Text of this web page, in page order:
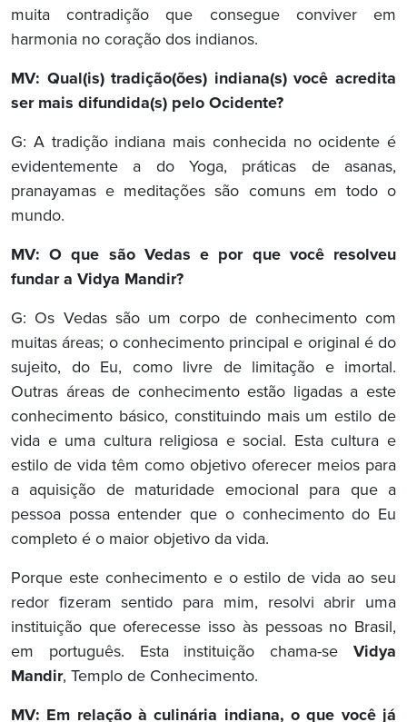
muita contradição que consegue conviver em
harmonia no coração dos indianos.
MV: Qual(is) tradição(ões) indiana(s) você acredita
ser mais difundida(s) pelo Ocidente?
G: A tradição indiana mais conhecida no ocidente é
evidentemente a do Yoga, práticas de asanas,
pranayamas e meditações são comuns em todo o
mundo.
MV: O que são Vedas e por que você resolveu
fundar a Vidya Mandir?
G: Os Vedas são um corpo de conhecimento com
muitas áreas; o conhecimento principal e original é do
sujeito, do Eu, como livre de limitação e imortal.
Outras áreas de conhecimento estão ligadas a este
conhecimento básico, constituindo mais um estilo de
vida e uma cultura religiosa e social. Esta cultura e
estilo de vida têm como objetivo oferecer meios para
a aquisição de maturidade emocional para que a
pessoa possa entender que o conhecimento do Eu
completo é o maior objetivo da vida.
Porque este conhecimento e o estilo de vida ao seu
redor fizeram sentido para mim, resolvi abrir uma
instituição que oferecesse isso às pessoas no Brasil,
em português. Esta instituição chama-se Vidya
Mandir, Templo de Conhecimento.
MV: Em relação à culinária indiana, o que você já